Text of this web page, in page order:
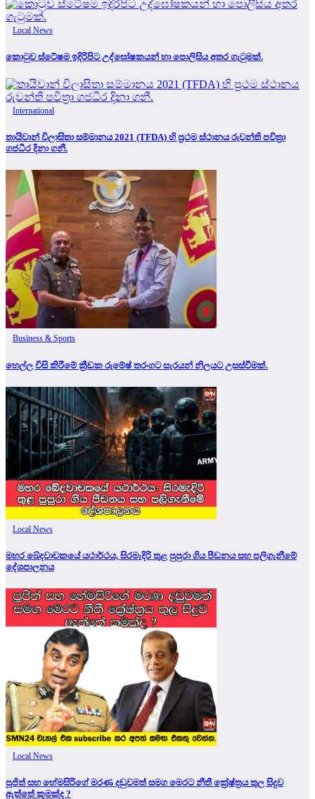
Local News
කොටුව ස්ටේෂම ඉදිරිපිට උද්ඝෝෂකයන් හා පොලිසිය අතර ගැටුමක්.
International
තායිවාන් විලාසිතා සම්මානය 2021 (TFDA) හි ප්‍රථම ස්ථානය රුවන්ති පවිත්‍රා
ගජධීර දිනා ගනී.
Business & Sports
හෙල්ල විසි කිරීමේ ක්‍රීඩක රුමේෂ් තරංගට සැරයන් නිලයට උසස්වීමක්.
Local News
මහර ඛේදවාචකයේ යථාර්ථය, සිරමැදිරි තුළ පුපුරා ගිය පීඩනය සහ පලිගැනීමේ
දේශපාලනය
Local News
පූජිත් සහ හේමසිරිගේ මරණ දඩුවමත් සමග මෙරට නීතී ක්‍රේෂ්ත්‍රය තුල සිදුව
ඇත්තේ කුමක්ද ?